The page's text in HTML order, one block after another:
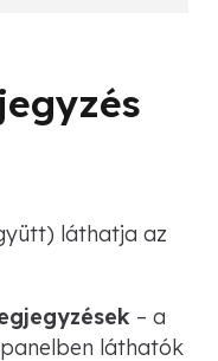
láthatja az
– a
láthatók